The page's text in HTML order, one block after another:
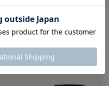
5％ポイントバック
ODETTE E ODILE
¥15,928